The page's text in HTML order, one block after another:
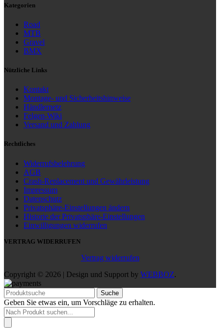
Kategorien
Road
MTB
Gravel
BMX
Nützliche Links
Kontakt
Montage- und Sicherheitshinweise
Händlernetz
Felgen-Wiki
Versand und Zahlung
Rechtliches
Widerrufsbelehrung
AGB
Crash-Replacement und Gewährleistung
Impressum
Datenschutz
Privatsphäre-Einstellungen ändern
Historie der Privatsphäre-Einstellungen
Einwilligungen widerrufen
VERTRAG WIDERRUFEN
Vertrag widerrufen
Copyright © 2026 | Design und Support by WEBBOZ.
Suche
Geben Sie etwas ein, um Vorschläge zu erhalten.
Products
search